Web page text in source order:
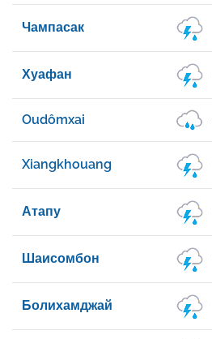
Чампасак
Хуафан
Oudômxai
Xiangkhouang
Атапу
Шаисомбон
Болихамджай